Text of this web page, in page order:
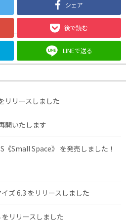
シェア
後で読む
LINEで送る
リリースしました
開いたします
《Small Space》 を発売しました！
ズ 6.3 をリリースしました
リリースしました